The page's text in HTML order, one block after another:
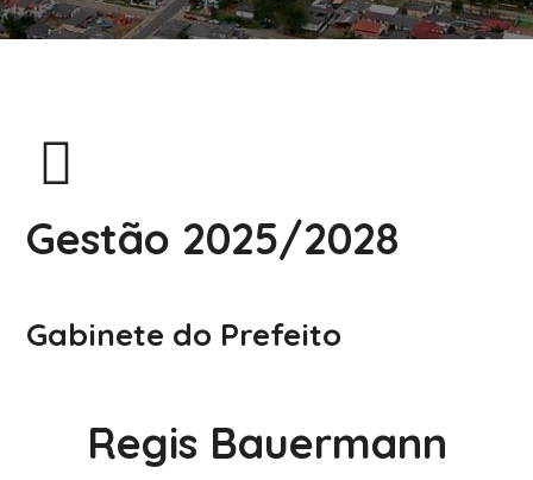
Gestão 2025/2028
Gabinete do Prefeito
Regis Bauermann